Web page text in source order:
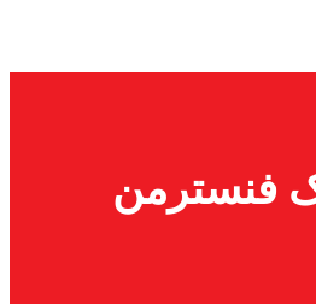
فنسترمن